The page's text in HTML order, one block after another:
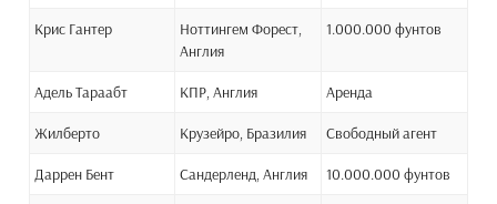
Крис Гантер
Ноттингем Форест,
Англия
1.000.000 фунтов
Адель Тараабт КПР, Англия Аренда
Жилберто Крузейро, Бразилия Свободный агент
Даррен Бент Сандерленд, Англия 10.000.000 фунтов